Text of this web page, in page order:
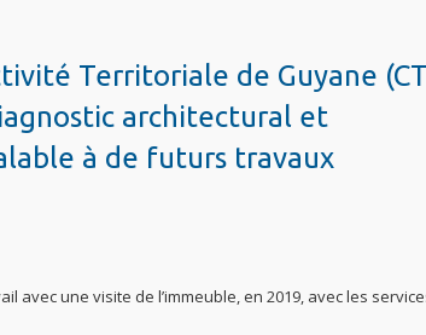
Territoriale de Guyane
architectural et
à de futurs travaux
avec une visite de l’immeuble, en 2019, avec les